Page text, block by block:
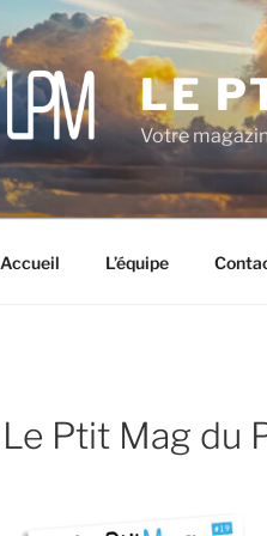
LE
Votre
Accueil L’équipe
Le Ptit Mag du